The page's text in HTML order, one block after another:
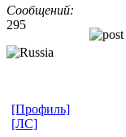
Сообщений:
295
[Профиль]
[ЛС]